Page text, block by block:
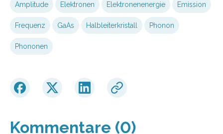
Amplitude Elektronen Elektronenenergie Emission
Frequenz GaAs Halbleiterkristall Phonon
Phononen
Kommentare (0)